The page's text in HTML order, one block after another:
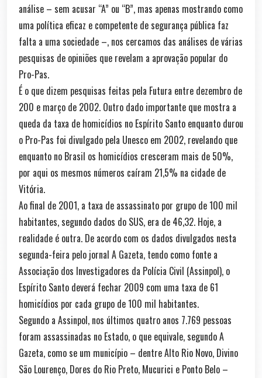
análise – sem acusar “A” ou “B”, mas apenas mostrando como
uma política eficaz e competente de segurança pública faz
falta a uma sociedade –, nos cercamos das análises de várias
pesquisas de opiniões que revelam a aprovação popular do
Pro-Pas.
É o que dizem pesquisas feitas pela Futura entre dezembro de
200 e março de 2002. Outro dado importante que mostra a
queda da taxa de homicídios no Espírito Santo enquanto durou
o Pro-Pas foi divulgado pela Unesco em 2002, revelando que
enquanto no Brasil os homicídios cresceram mais de 50%,
por aqui os mesmos números caíram 21,5% na cidade de
Vitória.
Ao final de 2001, a taxa de assassinato por grupo de 100 mil
habitantes, segundo dados do SUS, era de 46,32. Hoje, a
realidade é outra. De acordo com os dados divulgados nesta
segunda-feira pelo jornal A Gazeta, tendo como fonte a
Associação dos Investigadores da Polícia Civil (Assinpol), o
Espírito Santo deverá fechar 2009 com uma taxa de 61
homicídios por cada grupo de 100 mil habitantes.
Segundo a Assinpol, nos últimos quatro anos 7.769 pessoas
foram assassinadas no Estado, o que equivale, segundo A
Gazeta, como se um município – dentre Alto Rio Novo, Divino
São Lourenço, Dores do Rio Preto, Mucurici e Ponto Belo –